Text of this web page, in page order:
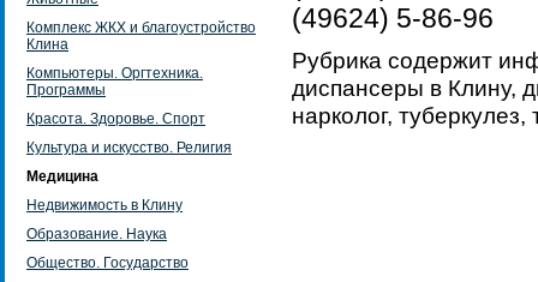
Комплекс ЖКХ и благоустройство
Клина
Компьютеры. Оргтехника.
Программы
Красота. Здоровье. Спорт
Культура и искусство. Религия
Медицина
Недвижимость в Клину
Образование. Наука
Общество. Государство
(49624) 5-86-96
Рубрика содержит
диспансеры в Клину,
нарколог,